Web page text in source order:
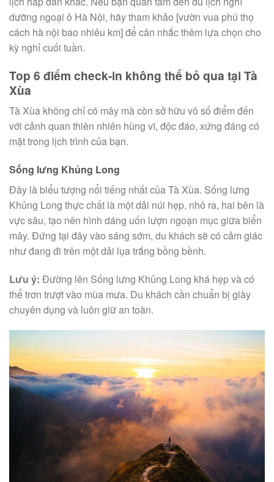
dưỡng ngoại ô Hà Nội, hãy tham khảo [vườn vua phú thọ
cách hà nội bao nhiêu km] để cân nhắc thêm lựa chọn cho
kỳ nghỉ cuối tuần.
Top 6 điểm check-in không thể bỏ qua tại Tà
Xùa
Tà Xùa không chỉ có mây mà còn sở hữu vô số điểm đến
với cảnh quan thiên nhiên hùng vĩ, độc đáo, xứng đáng có
mặt trong lịch trình của bạn.
Sống lưng Khủng Long
Đây là biểu tượng nổi tiếng nhất của Tà Xùa. Sống lưng
Khủng Long thực chất là một dải núi hẹp, nhô ra, hai bên là
vực sâu, tạo nên hình dáng uốn lượn ngoạn mục giữa biển
mây. Đứng tại đây vào sáng sớm, du khách sẽ có cảm giác
như đang đi trên một dải lụa trắng bồng bềnh.
Lưu ý: Đường lên Sống lưng Khủng Long khá hẹp và có
thể trơn trượt vào mùa mưa. Du khách cần chuẩn bị giày
chuyên dụng và luôn giữ an toàn.